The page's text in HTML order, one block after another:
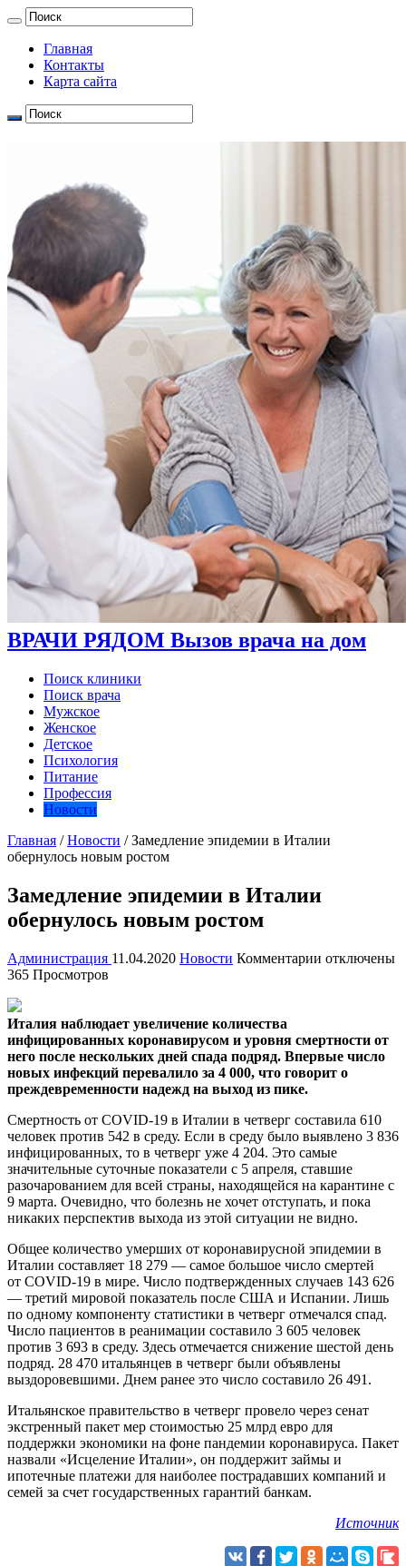
Главная
Контакты
Карта сайта
ВРАЧИ РЯДОМ Вызов врача на дом
Поиск клиники
Поиск врача
Мужское
Женское
Детское
Психология
Питание
Профессия
Новости
Главная / Новости / Замедление эпидемии в Италии
обернулось новым ростом
Замедление эпидемии в Италии
обернулось новым ростом
Администрация 11.04.2020 Новости Комментарии к
Италии
обернулось
новым
отключены
365 Просмотров
Италия наблюдает увеличение количества
инфицированных коронавирусом и уровня смертности от
него после нескольких дней спада подряд. Впервые число
новых инфекций перевалило за 4 000, что говорит о
преждевременности надежд на выход из пике.
Смертность от COVID-19 в Италии в четверг составила 610
человек против 542 в среду. Если в среду было выявлено 3 836
инфицированных, то в четверг уже 4 204. Это самые
значительные суточные показатели с 5 апреля, ставшие
разочарованием для всей страны, находящейся на карантине с
9 марта. Очевидно, что болезнь не хочет отступать, и пока
никаких перспектив выхода из этой ситуации не видно.
Общее количество умерших от коронавирусной эпидемии в
Италии составляет 18 279 — самое большое число смертей
от COVID-19 в мире. Число подтвержденных случаев 143 626
— третий мировой показатель после США и Испании. Лишь
по одному компоненту статистики в четверг отмечался спад.
Число пациентов в реанимации составило 3 605 человек
против 3 693 в среду. Здесь отмечается снижение шестой день
подряд. 28 470 итальянцев в четверг были объявлены
выздоровевшими. Днем ранее это число составило 26 491.
Итальянское правительство в четверг провело через сенат
экстренный пакет мер стоимостью 25 млрд евро для
поддержки экономики на фоне пандемии коронавируса. Пакет
назвали «Исцеление Италии», он поддержит займы и
ипотечные платежи для наиболее пострадавших компаний и
семей за счет государственных гарантий банкам.
Источник